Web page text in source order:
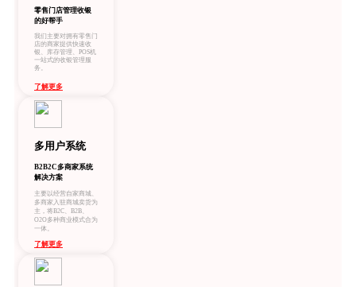
零售门店管理收银
的好帮手
我们主要对拥有零售门
店的商家提供快速收
银、库存管理、POS机
一站式的收银管理服
务。
了解更多
多用户系统
B2B2C多商家系统
解决方案
主要以经营自家商城、
多商家入驻商城卖货为
主，将B2C、B2B、
O2O多种商业模式合为
一体。
了解更多